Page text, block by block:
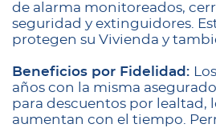
de alarma monitoreados,
seguridad y extinguidores.
protegen su Vivienda y
Beneficios por Fidelidad:
años con la misma
para descuentos por lealtad,
aumentan con el tiempo.